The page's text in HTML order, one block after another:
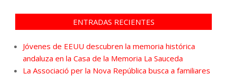
ENTRADAS RECIENTES
Jóvenes de EEUU descubren la memoria histórica
andaluza en la Casa de la Memoria La Sauceda
La Associació per la Nova República busca a familiares